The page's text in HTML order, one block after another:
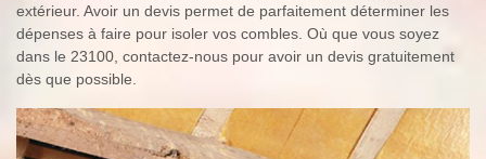
extérieur. Avoir un devis permet de parfaitement déterminer les
dépenses à faire pour isoler vos combles. Où que vous soyez
dans le 23100, contactez-nous pour avoir un devis gratuitement
dès que possible.